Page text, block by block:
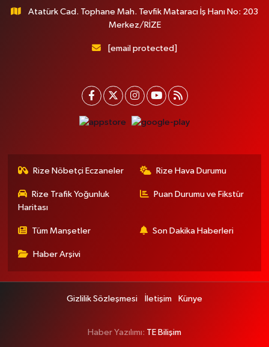
Atatürk Cad. Tophane Mah. Tevfik Mataracı İş Hanı No: 203
Merkez/RİZE
[email protected]
Rize Nöbetçi Eczaneler Rize Hava Durumu
Rize Trafik Yoğunluk
Haritası
Puan Durumu ve Fikstür
Tüm Manşetler Son Dakika Haberleri
Haber Arşivi
Gizlilik Sözleşmesi İletişim Künye
Haber Yazılımı: TE Bilişim